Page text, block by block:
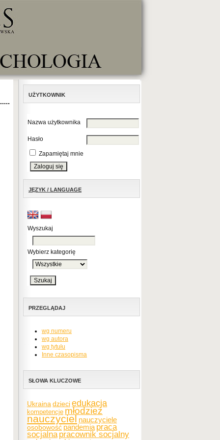
UŻYTKOWNIK
Nazwa użytkownika
Hasło
Zapamiętaj mnie
JĘZYK / LANGUAGE
Wyszukaj
Wybierz kategorię
PRZEGLĄDAJ
wg numeru
wg autora
wg tytułu
Inne czasopisma
SŁOWA KLUCZOWE
Ukraina dzieci edukacja
kompetencje młodzież
nauczyciel nauczyciele
osobowość pandemia praca
socjalna pracownik socjalny